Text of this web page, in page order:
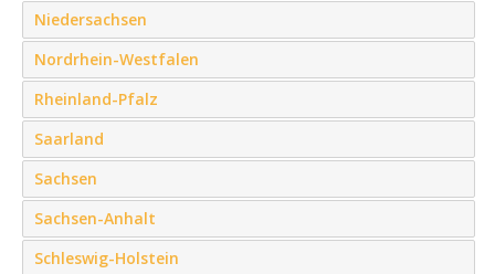
Niedersachsen
Nordrhein-Westfalen
Rheinland-Pfalz
Saarland
Sachsen
Sachsen-Anhalt
Schleswig-Holstein